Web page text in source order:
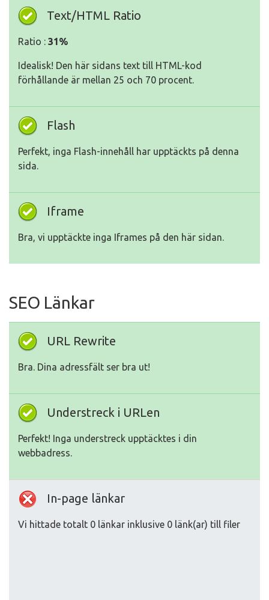
Text/HTML Ratio
Ratio : 31%
Idealisk! Den här sidans text till HTML-kod
förhållande är mellan 25 och 70 procent.
Flash
Perfekt, inga Flash-innehåll har upptäckts på denna
sida.
Iframe
Bra, vi upptäckte inga Iframes på den här sidan.
SEO Länkar
URL Rewrite
Bra. Dina adressfält ser bra ut!
Understreck i URLen
Perfekt! Inga understreck upptäcktes i din
webbadress.
In-page länkar
Vi hittade totalt 0 länkar inklusive 0 länk(ar) till filer